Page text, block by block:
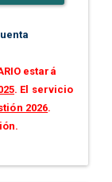
estará
. El servicio
2026.